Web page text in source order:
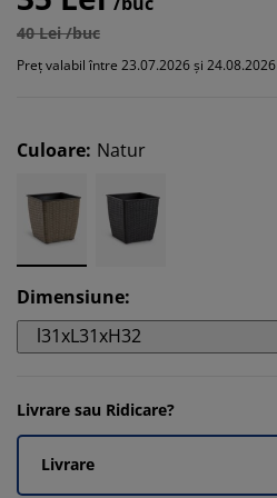
40 Lei /buc
Preț valabil între 23.07.2026 și 24.08.2026
Culoare: Natur
Dimensiune:
l31xL31xH32
Livrare sau Ridicare?
Livrare